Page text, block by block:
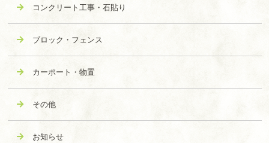
コンクリート工事・石貼り
ブロック・フェンス
カーポート・物置
その他
お知らせ